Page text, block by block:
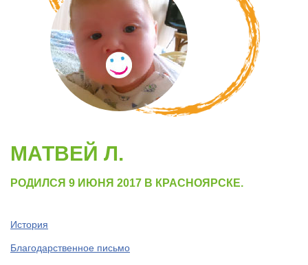
МАТВЕЙ Л.
РОДИЛСЯ 9 ИЮНЯ 2017 В КРАСНОЯРСКЕ.
История
Благодарственное письмо